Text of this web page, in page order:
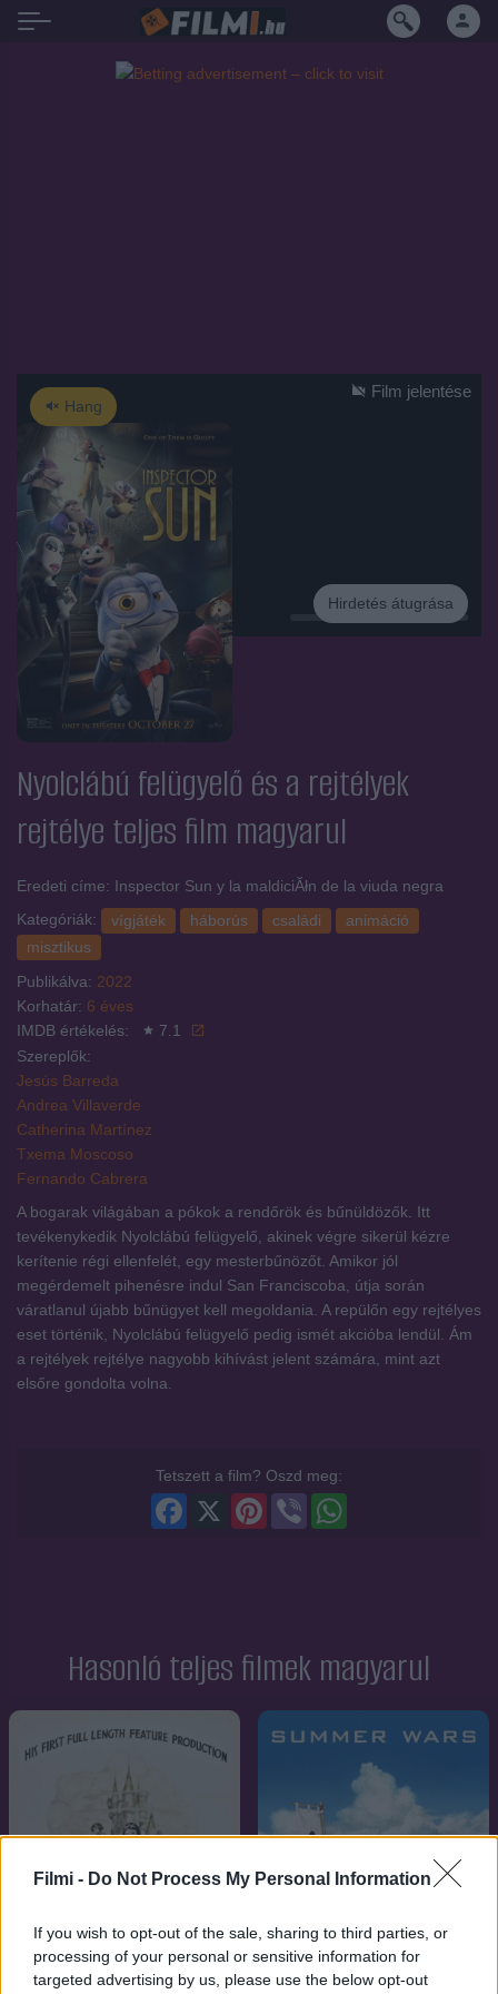
Filmi - Do Not Process My Personal Information
If you wish to opt-out of the sale, sharing to third parties, or
processing of your personal or sensitive information for
targeted advertising by us, please use the below opt-out
Hang
Hirdetés
Hirdetés átugrása
Film jelentése
Nyolclábú felügyelő és a rejtélyek
rejtélye teljes film magyarul
Eredeti címe: Inspector Sun y la maldiciĂłn de la viuda negra
Kategóriák:
vígjáték háborús családi
animáció
misztikus
Publikálva: 2022
Korhatár: 6 éves
IMDB értékelés:
7.1
Szereplők:
Jesús Barreda
Andrea Villaverde
Catherina Martínez
Txema Moscoso
Fernando Cabrera
A bogarak világában a pókok a rendőrök és bűnüldözők. Itt
tevékenykedik Nyolclábú felügyelő, akinek végre sikerül kézre
kerítenie régi ellenfelét, egy mesterbűnözőt. Amikor jól
megérdemelt pihenésre indul San Franciscoba, útja során
váratlanul újabb bűnügyet kell megoldania. A repülőn egy rejtélyes
eset történik, Nyolclábú felügyelő pedig ismét akcióba lendül. Ám
a rejtélyek rejtélye nagyobb kihívást jelent számára, mint azt
elsőre gondolta volna.
Tetszett a film? Oszd meg:
Viber
Pinterest
Facebook
Hasonló teljes filmek magyarul